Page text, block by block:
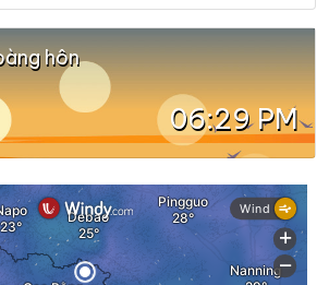
hôn
06:29 PM